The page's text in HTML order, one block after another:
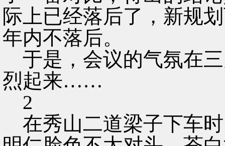
际上已经落后了，新规
年内不落后。
于是，会议的气氛在
烈起来……
2
在秀山二道梁子下车